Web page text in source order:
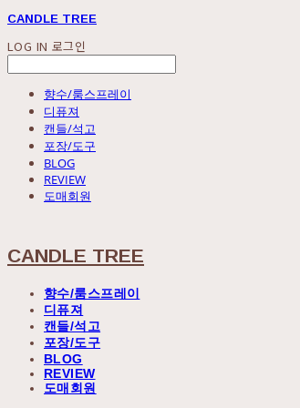
CANDLE TREE
LOG IN 로그인
향수/룸스프레이
디퓨져
캔들/석고
포장/도구
BLOG
REVIEW
도매회원
CANDLE TREE
향수/룸스프레이
디퓨져
캔들/석고
포장/도구
BLOG
REVIEW
도매회원